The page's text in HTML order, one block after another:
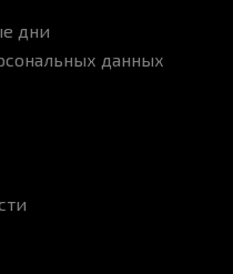
дни
данных